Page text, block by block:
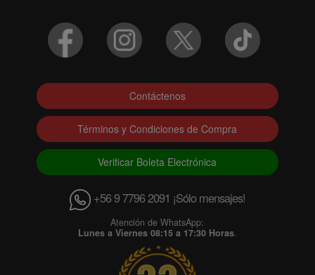
Contáctenos
Términos y Condiciones de Compra
Verificar Boleta Electrónica
+56 9 7796 2091 ¡Sólo mensajes!
Atención de WhatsApp:
Lunes a Viernes 08:15 a 17:30 Horas.